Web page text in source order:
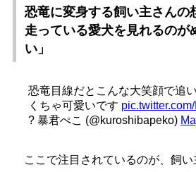
恐竜に変身する飼い主さんの
走っている愛犬を見れるのが
い」
恐竜目線だとこんな大笑顔で追
くちゃ可愛いです
? 暴君ぺこ (@kuroshibapeko)
ここで注目されているのが、飼い